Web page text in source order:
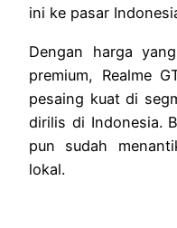
ini ke pasar
Dengan harga
premium, Realme
pesaing kuat di
dirilis di Indonesia.
pun sudah
lokal.